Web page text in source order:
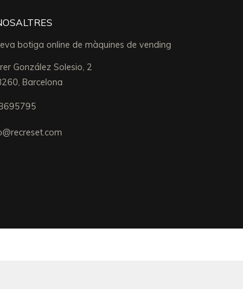
botiga online de màquines de vending
González Solesio, 2
Barcelona
recreset.com